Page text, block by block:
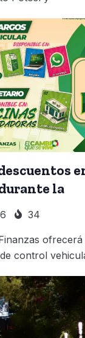
la
34
control